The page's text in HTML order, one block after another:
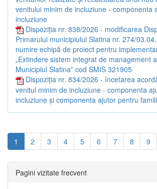
venitului minim de incluziune - componenta
incluziune
Dispoziția nr. 838/2026 - modificarea
Primarului municipiului Slatina nr. 274/
numire echipă de proiect pentru
„Extindere sistem integrat de management
Municipiul Slatina” cod SMIS 321905
Dispoziția nr. 834/2026 - încetarea
venitul minim de incluziune - componenta
incluziune și componenta ajutor pentru
1 2 3 4 5 6 7 8 9
Pagini vizitate frecvent